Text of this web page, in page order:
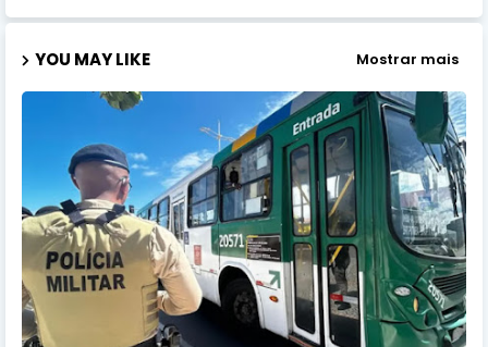
YOU MAY LIKE Mostrar mais